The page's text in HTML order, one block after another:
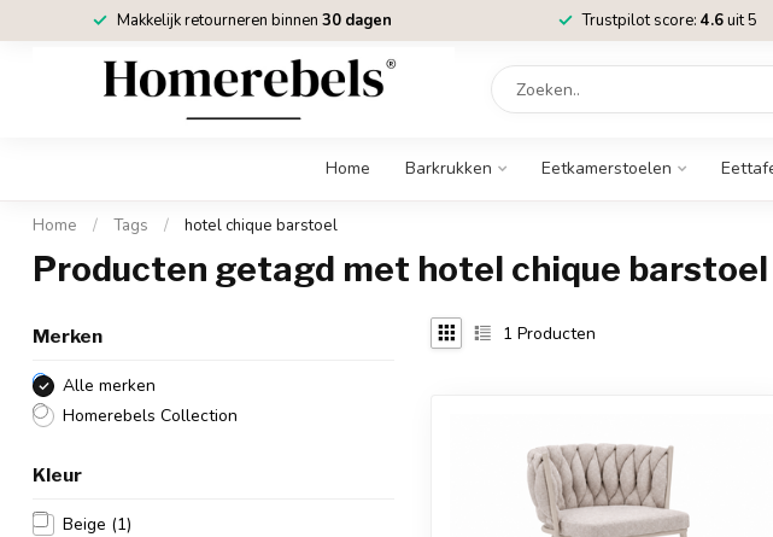
Makkelijk retourneren binnen 30 dagen Trustpilot score: 4.6uit 5
Home Barkrukken Eetkamerstoelen
Home / Tags / hotel chique barstoel
Producten getagd met hotel chique barstoel
Merken
Alle merken
Homerebels Collection
Kleur
Beige (1)
1 Producten